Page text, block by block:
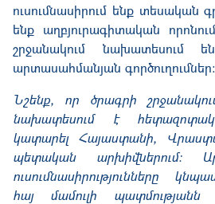
ուսումնասիրում ենք տեսական
ենք աղբյուրագիտական
շրջանակում
արտասահմանյան գործուղումներ:
Նշենք, որ ծրագրի
նախատեսում է
կատարել Հայաստանի,
պետական արխիվներում:
ուսումնասիրությունները
հայ մամուլի պատմությանն